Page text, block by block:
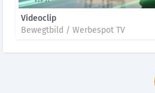
Videoclip
Bewegtbild / Werbespot TV